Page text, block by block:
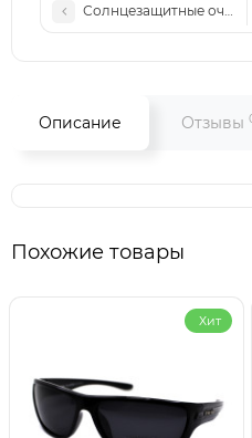
Солнцезащитные очки
Описание Отзывы
Похожие товары
Хит